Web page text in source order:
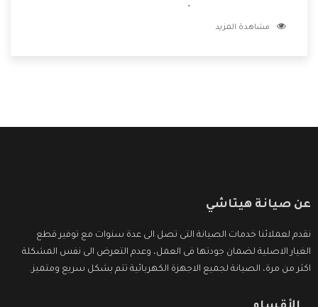
وتقدم للعملاء أقوى العروض والخصومات التى تسهل على
مشاهدة المزيد
عن صيانة هيتاشي
نقدم لعملائنا خدمات الصيانة التى تصل الى عدة سنوات مع توفير قطع
الغيار الاصلية لضمان جودتها فى العمل، وعدم التعرض الى نفس المشكلة
اكثر من مرة، الصيانة لجميع الاجهزة الكهربائية تتم بشكل سريع ومتميز.